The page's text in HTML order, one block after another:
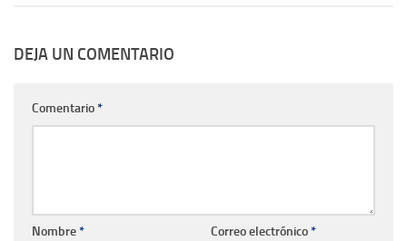
DEJA UN COMENTARIO
Comentario*
Nombre* Correo electrónico*